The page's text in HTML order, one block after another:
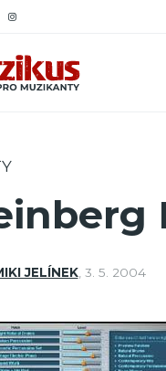
JELÍNEK, 3. 5. 2004